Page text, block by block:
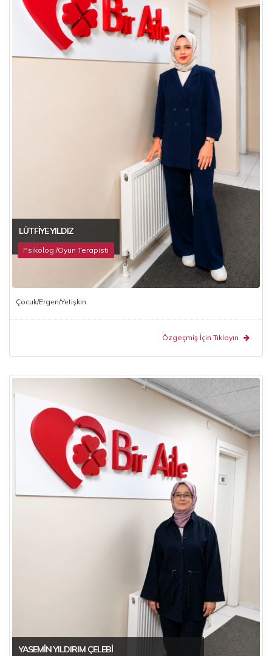
LÜTFIYE YILDIZ
Psikolog /Oyun Terapisti
Çocuk/Ergen/Yetişkin
Özgeçmiş İçin Tıklayın
YASEMIN YILDIRIM ÇELEBI